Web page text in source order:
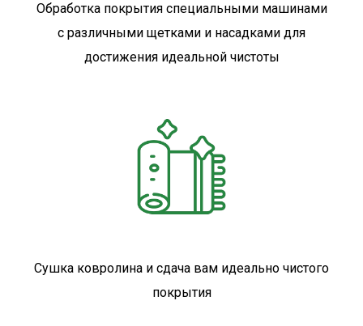
Обработка покрытия специальными машинами
с различными щетками и насадками для
достижения идеальной чистоты
Сушка ковролина и сдача вам идеально чистого
покрытия